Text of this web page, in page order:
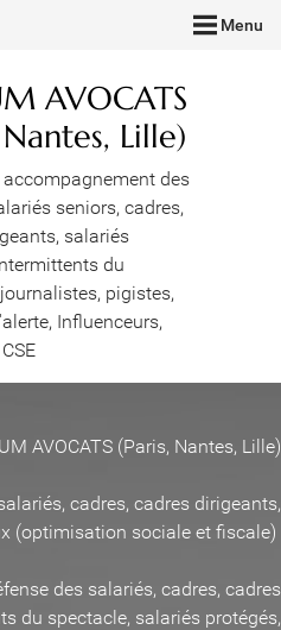
Menu
AVOCATS
Lille)
accompagnement des
seniors, cadres,
salariés
du
pigistes,
Influenceurs,
AVOCATS (Paris, Nantes, Lille)
cadres, cadres dirigeants,
(optimisation sociale et fiscale)
des salariés, cadres, cadres
du spectacle, salariés protégés,